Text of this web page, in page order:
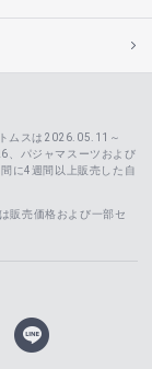
ムスは2026.05.11～
、
パジャマスーツおよび
に4週間以上販売した自
販売価格および一部セ